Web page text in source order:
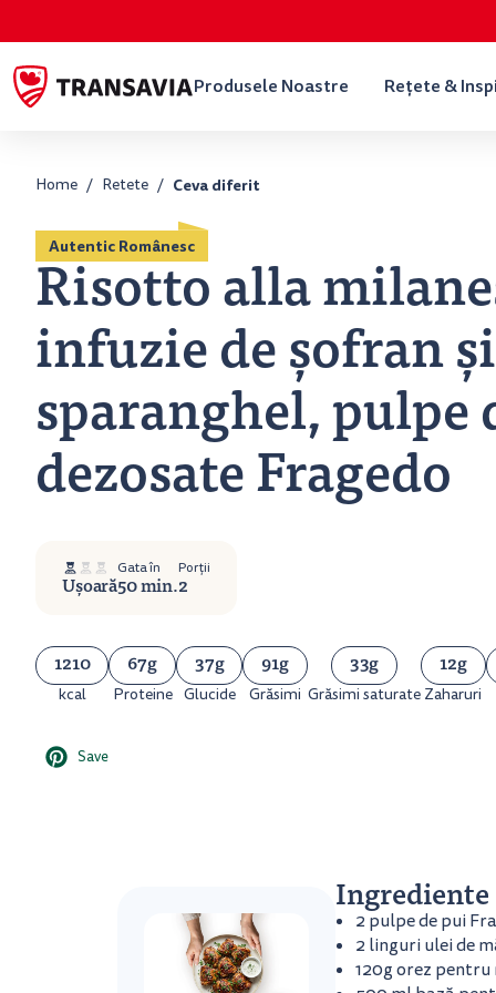
Produsele Noastre Rețete &
Home Retete Ceva diferit
Autentic Românesc
Risotto alla
infuzie de șofran și
sparanghel, pulpe
dezosate Fragedo
Ușoară
Gata în
50 min.
Porții
2
1210
kcal
67g
Proteine
37g
Glucide
91g
Grăsimi
33g
Grăsimi saturate
12g
Zaharuri
Save
Ingrediente
2 pulpe de pui
2 linguri ulei de
120g orez